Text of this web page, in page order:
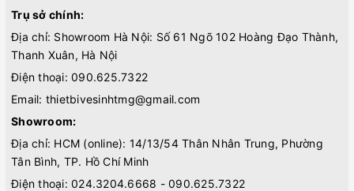
Trụ sở chính:
Địa chỉ: Showroom Hà Nội: Số 61 Ngõ 102 Hoàng Đạo Thành,
Thanh Xuân, Hà Nội
Điện thoại: 090.625.7322
Email: thietbivesinhtmg@gmail.com
Showroom:
Địa chỉ: HCM (online): 14/13/54 Thân Nhân Trung, Phường
Tân Bình, TP. Hồ Chí Minh
Điện thoại: 024.3204.6668 - 090.625.7322